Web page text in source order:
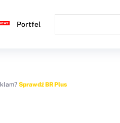
Portfel
Sprawdź BR Plus